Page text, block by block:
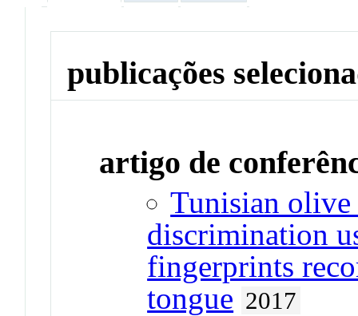
publicações
artigo de
Tunisian
discrimination
fingerprints
tongue 2017